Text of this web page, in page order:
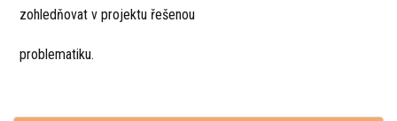
zohledňovat v projektu řešenou
problematiku.